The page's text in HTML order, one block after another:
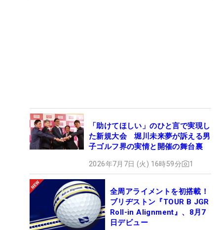
「助けてほしい」のひと言で実現し
た新規大会 堀川未来夢が訴える男
子ゴルフ界の実情と開催の舞台裏
2026年7月7日 (火) 16時59分 1
全周アライメントを初搭載！
ブリヂストン『TOUR B JGR
Roll-in Alignment』、8月7
日デビュー